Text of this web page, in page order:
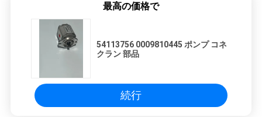
最高の価格で
54113756 0009810445 ポンプ コネ
クラン 部品
続行